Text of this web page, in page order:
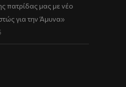
πατρίδας μας με νέο
για την Άμυνα»